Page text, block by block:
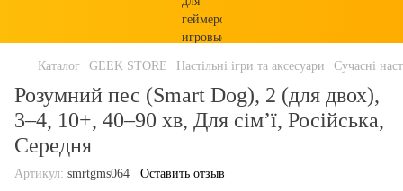
Каталог GEEK STORE Настільні ігри та аксесуари Сучасні
Розумний пес (Smart Dog), 2 (для двох),
3–4, 10+, 40–90 хв, Для сім’ї, Російська,
Середня
Артикул: smrtgms064 Оставить отзыв